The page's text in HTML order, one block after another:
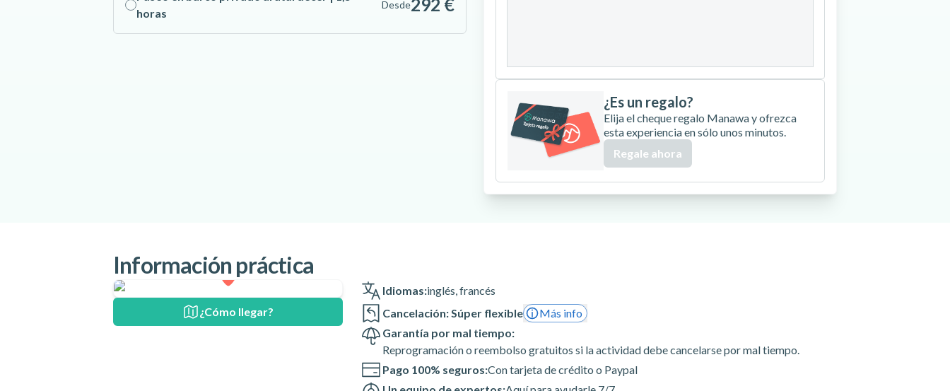
horas
Desde292 €
¿Es un regalo?
Elija el cheque regalo Manawa y ofrezca
esta experiencia en sólo unos minutos.
Regale ahora
Información práctica
¿Cómo llegar?
Idiomas:inglés,francés
Cancelación: Súper flexible
Más info
Garantía por mal tiempo:
Reprogramación o reembolso gratuitos si la actividad debe cancelarse por mal tiempo.
Pago 100% seguros:Con tarjeta de crédito o Paypal